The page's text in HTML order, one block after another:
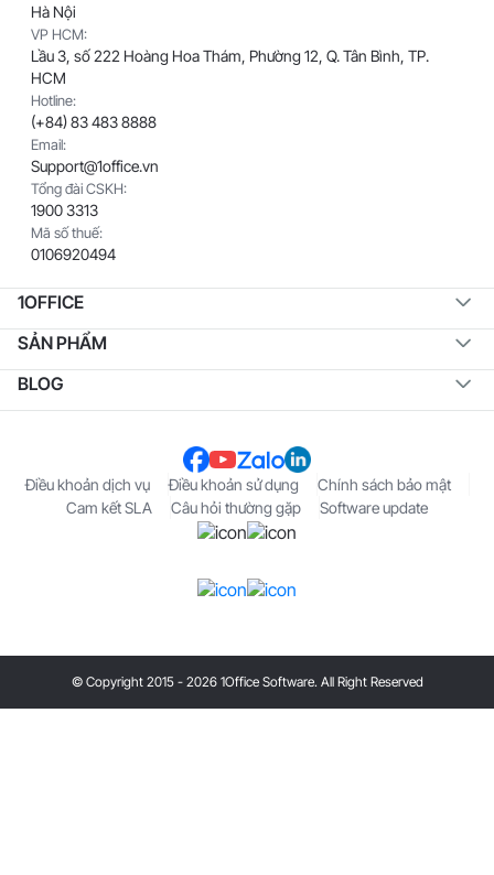
Hà Nội
VP HCM:
Lầu 3, số 222 Hoàng Hoa Thám, Phường 12, Q. Tân Bình, TP.
HCM
Hotline:
(+84) 83 483 8888
Email:
Support@1office.vn
Tổng đài CSKH:
1900 3313
Mã số thuế:
0106920494
1OFFICE
SẢN PHẨM
BLOG
Điều khoản dịch vụ Điều khoản sử dụng
Chính sách bảo mật
Cam kết SLA
Câu hỏi thường gặp Software update
© Copyright 2015 - 2026 1Office Software. All Right Reserved